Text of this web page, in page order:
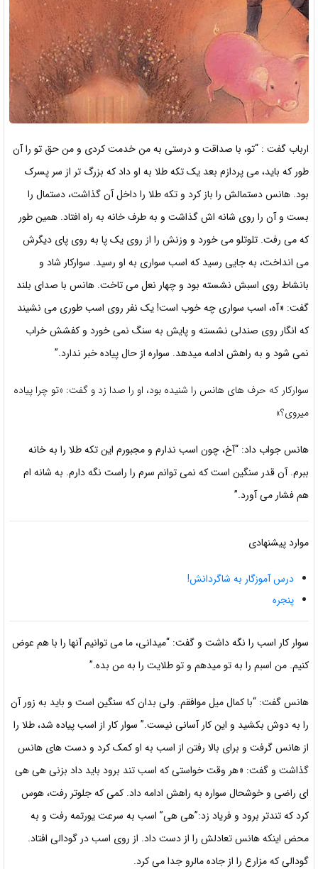
ارباب گفت : “تو، با صداقت و درستی به من خدمت کردی و من حق تو را آن
طور که باید، می پردازم بعد یک تکه طلا به او داد که بزرگ تر از سر پسرک
بود. هانس دستمالش را باز کرد و تکه طلا را داخل آن گذاشت، دستمال را
بست و آن را روی شانه اش گذاشت و به طرف خانه به راه افتاد. همین طور
که می رفت. تلوتلو می خورد و وزنش را از روی یک پا به روی پای دیگرش
می انداخت، به جایی رسید که اسب سواری به او رسید. سوارکار شاد و
بانشاط روی اسبش نشسته بود و چهار نعل می تاخت. هانس با صدای بلند
گفت: «آه، اسب سواری چه خوب است! یک نفر روی اسب طوری می نشیند
که انگار روی صندلی نشسته و پایش به سنگ نمی خورد و کفشش خراب
نمی شود و به راهش ادامه میدهد. سواره از حال پیاده خبر ندارد.”
سوارکار که حرف های هانس را شنیده بود، او را صدا زد و گفت: «تو چرا پیاده
میروی؟»
هانس جواب داد: “آخ، چون اسب ندارم و مجبورم این تکه طلا را به خانه
ببرم. آن قدر سنگین است که نمی توانم سرم را راست نگه دارم. به شانه ام
هم فشار می آورد.”
موارد پیشنهادی
درس آموزگار به شاگردانش!
پنجره
سوار کار اسب را نگه داشت و گفت: “میدانی، ما می توانیم آنها را با هم عوض
کنیم. من اسبم را به تو میدهم و تو طلایت را به من بده.”
هانس گفت: “با کمال میل موافقم. ولی بدان که سنگین است و باید به زور آن
را به دوش بکشید و اینکار آسانی نیست.” سوار کار از اسب پیاده شد، طلا را
از هانس گرفت و برای بالا رفتن از اسب به او کمک کرد و دست های هانس
گذاشت و گفت: «هر وقت خواستی که اسب تند برود باید داد بزنی هی هی
ای راضی و خوشحال سواره به راهش ادامه داد. کمی که جلوتر رفت، هوس
کرد که تندتر برود و فریاد زد:”هی هی” اسب به سرعت یورتمه رفت و به
محض اینکه هانس تعادلش را از دست داد. از روی اسب در گودالی افتاد.
گودالی که مزارع را از جاده مالرو جدا می کرد.